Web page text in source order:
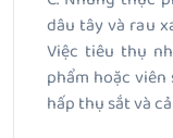
dâu tây và rau
Việc tiêu thụ
phẩm hoặc
hấp thụ sắt và